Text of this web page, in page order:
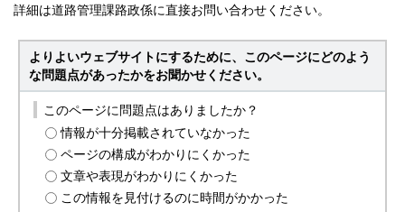
詳細は道路管理課路政係に直接お問い合わせください。
よりよいウェブサイトにするために、このページにどのよう
な問題点があったかをお聞かせください。
このページに問題点はありましたか？
情報が十分掲載されていなかった
ページの構成がわかりにくかった
文章や表現がわかりにくかった
この情報を見付けるのに時間がかかった